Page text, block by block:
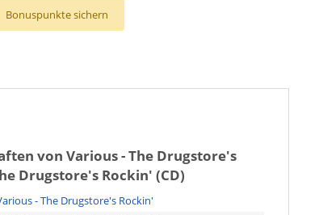
Bonuspunkte sichern
von Various - The Drugstore's
Drugstore's Rockin' (CD)
- The Drugstore's Rockin'